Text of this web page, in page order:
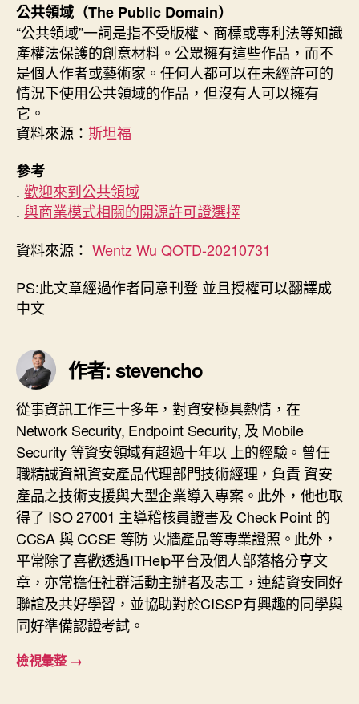
公共領域（The Public Domain）
“公共領域”一詞是指不受版權、商標或專利法等知識
產權法保護的創意材料。公眾擁有這些作品，而不
是個人作者或藝術家。任何人都可以在未經許可的
情況下使用公共領域的作品，但沒有人可以擁有
它。
資料來源： 斯坦福
參考
. 歡迎來到公共領域
. 與商業模式相關的開源許可證選擇
資料來源： Wentz Wu QOTD-20210731
PS:此文章經過作者同意刊登 並且授權可以翻譯成
中文
作者: stevencho
從事資訊工作三十多年，對資安極具熱情，在
Network Security, Endpoint Security, 及 Mobile
Security 等資安領域有超過十年以 上的經驗。曾任
職精誠資訊資安產品代理部門技術經理，負責 資安
產品之技術支援與大型企業導入專案。此外，他也取
得了 ISO 27001 主導稽核員證書及 Check Point 的
CCSA 與 CCSE 等防 火牆產品等專業證照。此外，
平常除了喜歡透過ITHelp平台及個人部落格分享文
章，亦常擔任社群活動主辦者及志工，連結資安同好
聯誼及共好學習，並協助對於CISSP有興趣的同學與
同好準備認證考試。
檢視彙整 →